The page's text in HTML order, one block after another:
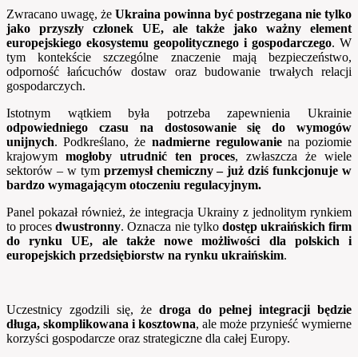
Zwracano uwagę, że Ukraina powinna być postrzegana nie tylko
jako przyszły członek UE, ale także jako ważny element
europejskiego ekosystemu geopolitycznego i gospodarczego. W
tym kontekście szczególne znaczenie mają bezpieczeństwo,
odporność łańcuchów dostaw oraz budowanie trwałych relacji
gospodarczych.
Istotnym wątkiem była potrzeba zapewnienia Ukrainie
odpowiedniego czasu na dostosowanie się do wymogów
unijnych. Podkreślano, że nadmierne regulowaniena poziomie
krajowym mogłoby utrudnić ten proces, zwłaszcza że wiele
sektorów – w tym przemysł chemiczny – już dziś funkcjonuje w
bardzo wymagającym otoczeniu regulacyjnym.
Panel pokazał również, że integracja Ukrainy z jednolitym rynkiem
to procesdwustronny. Oznacza nie tylko dostęp ukraińskich firm
do rynku UE, ale także nowe możliwości dla polskich i
europejskich przedsiębiorstw na rynku ukraińskim.
Uczestnicy zgodzili się, że droga do pełnej integracji będzie
długa, skomplikowana i kosztowna, ale może przynieść wymierne
korzyści gospodarcze oraz strategiczne dla całej Europy.